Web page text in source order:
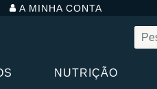
A MINHA CONTA
NUTRIÇÃO